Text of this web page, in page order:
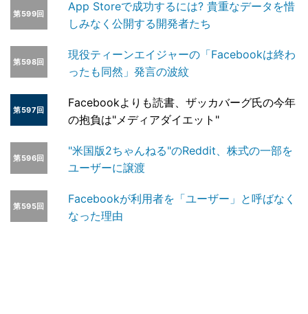
第599回
App Storeで成功するには? 貴重なデータを惜
しみなく公開する開発者たち
第598回
現役ティーンエイジャーの「Facebookは終わ
ったも同然」発言の波紋
第597回
Facebookよりも読書、ザッカバーグ氏の今年
の抱負は"メディアダイエット"
第596回
"米国版2ちゃんねる"のReddit、株式の一部を
ユーザーに譲渡
第595回
Facebookが利用者を「ユーザー」と呼ばなく
なった理由